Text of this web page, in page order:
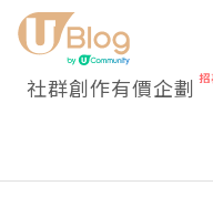
社群創作有價企劃